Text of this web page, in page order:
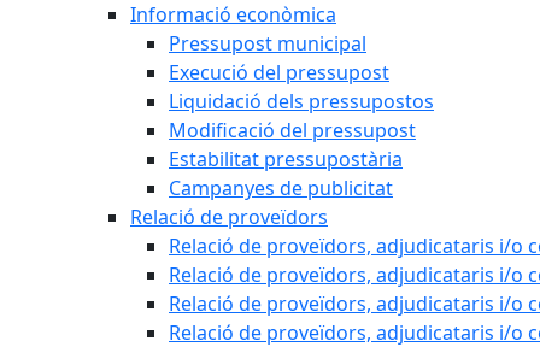
Informació econòmica
Pressupost municipal
Execució del pressupost
Liquidació dels pressupostos
Modificació del pressupost
Estabilitat pressupostària
Campanyes de publicitat
Relació de proveïdors
Relació de proveïdors, adjudicataris i/o
Relació de proveïdors, adjudicataris i/o
Relació de proveïdors, adjudicataris i/o
Relació de proveïdors, adjudicataris i/o